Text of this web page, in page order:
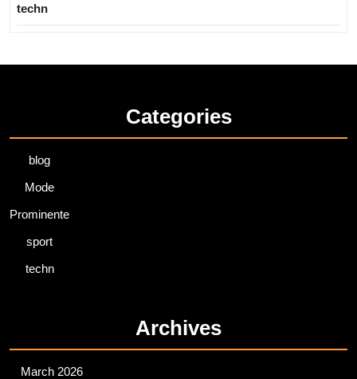
techn
Categories
blog
Mode
Prominente
sport
techn
Archives
March 2026